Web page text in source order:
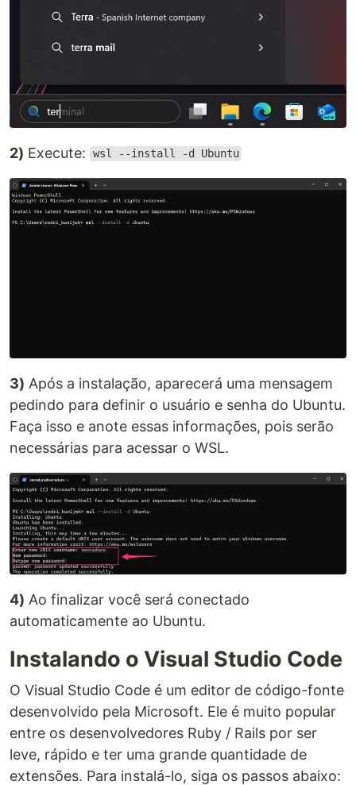
2) Execute: wsl --install -d Ubuntu
3) Após a instalação, aparecerá uma mensagem
pedindo para definir o usuário e senha do Ubuntu.
Faça isso e anote essas informações, pois serão
necessárias para acessar o WSL.
4) Ao finalizar você será conectado
automaticamente ao Ubuntu.
Instalando o Visual Studio Code
O Visual Studio Code é um editor de código-fonte
desenvolvido pela Microsoft. Ele é muito popular
entre os desenvolvedores Ruby / Rails por ser
leve, rápido e ter uma grande quantidade de
extensões. Para instalá-lo, siga os passos abaixo: